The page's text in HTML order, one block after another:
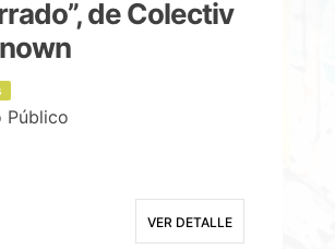
de Colectiv
Público
VER DETALLE